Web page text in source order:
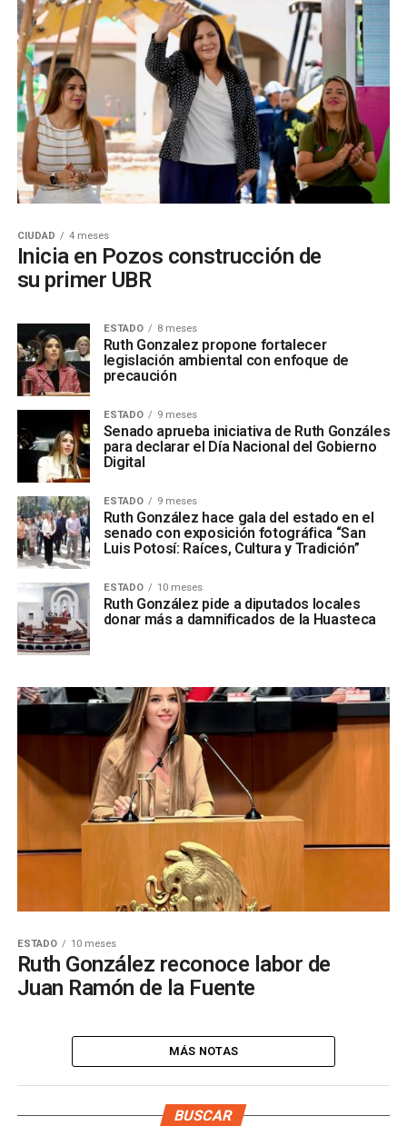
CIUDAD 4 meses
Inicia en Pozos construcción de
su primer UBR
ESTADO 8 meses
Ruth Gonzalez propone fortalecer
legislación ambiental con enfoque de
precaución
ESTADO 9 meses
Senado aprueba iniciativa de Ruth Gonzáles
para declarar el Día Nacional del Gobierno
Digital
ESTADO 9 meses
Ruth González hace gala del estado en el
senado con exposición fotográfica “San
Luis Potosí: Raíces, Cultura y Tradición”
ESTADO 10 meses
Ruth González pide a diputados locales
donar más a damnificados de la Huasteca
ESTADO 10 meses
Ruth González reconoce labor de
Juan Ramón de la Fuente
MÁS NOTAS
BUSCAR